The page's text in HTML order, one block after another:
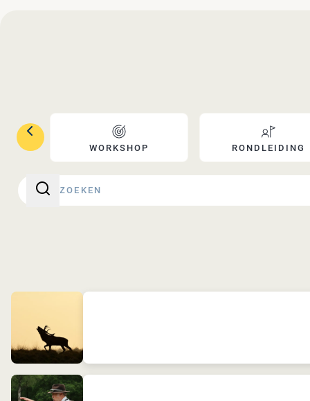
VORIGE
WORKSHOP RONDLEIDING
Fotografieworkshop: Op zoek naar de bronst
Natuurdetective